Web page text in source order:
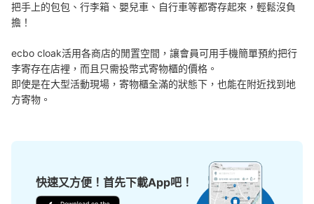
可保管的行李數
小的
現金
查看此投幣式儲物櫃的位置
从横浜ワールドポーターズ站步行0分钟。
把手上的包包、行李箱、嬰兒車、自行車等都寄存起來，輕鬆沒負
擔！
ecbo cloak活用各商店的閒置空間，讓會員可用手機簡單預約把行
李寄存在店裡，而且只需投幣式寄物櫃的價格。
即使是在大型活動現場，寄物櫃全滿的狀態下，也能在附近找到地
方寄物。
快速又方便！首先下載App吧！